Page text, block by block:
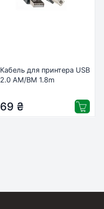
Кабель для принтера USB
2.0 AM/BM 1.8m
69 ₴